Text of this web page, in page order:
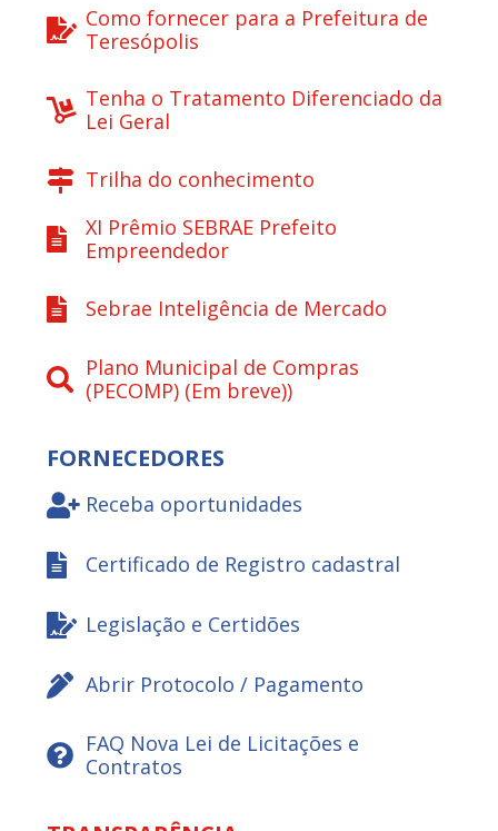
Como fornecer para a Prefeitura de
Teresópolis
Tenha o Tratamento Diferenciado da
Lei Geral
Trilha do conhecimento
XI Prêmio SEBRAE Prefeito
Empreendedor
Sebrae Inteligência de Mercado
Plano Municipal de Compras
(PECOMP) (Em breve))
FORNECEDORES
Receba oportunidades
Certificado de Registro cadastral
Legislação e Certidões
Abrir Protocolo / Pagamento
FAQ Nova Lei de Licitações e
Contratos